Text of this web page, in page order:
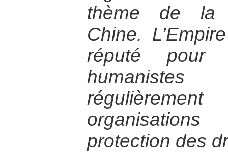
thème de la
Chine.
réputé pour
protection des